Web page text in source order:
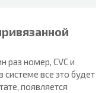
раз номер, CVC и
системе все это будет
появляется